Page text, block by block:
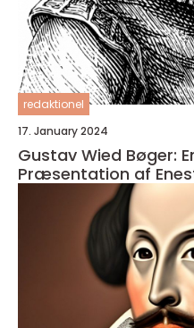
redaktionel
17. January 2024
Gustav Wied Bøger:
Præsentation af